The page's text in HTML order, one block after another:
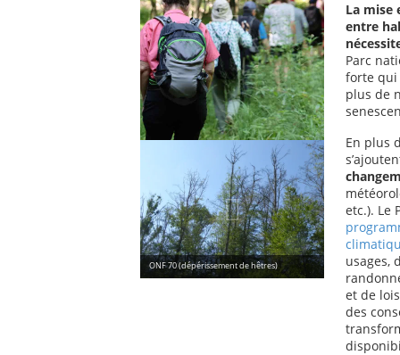
ONF 70 (dépérissement de hêtres)
La mise
entre
Parc
forte qui
plus de
En plus
etc.). Le
usages,
et de
des